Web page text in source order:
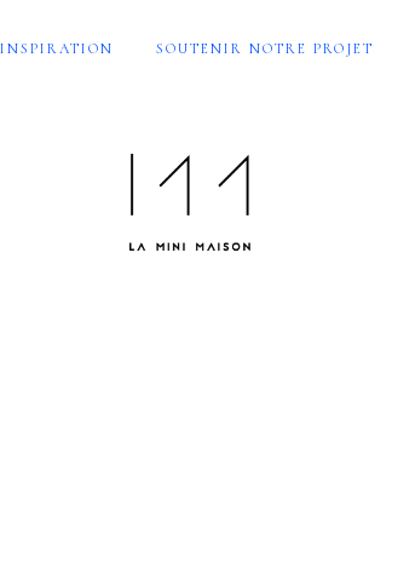
INSPIRATION SOUTENIR NOTRE PROJET